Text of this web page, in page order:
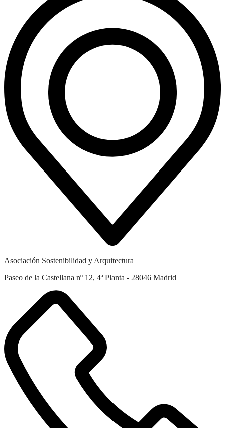
Asociación Sostenibilidad y Arquitectura
Paseo de la Castellana nº 12, 4ª Planta - 28046 Madrid